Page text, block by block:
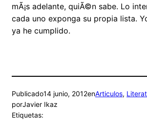
mÃ¡s adelante, quiÃ©n sabe. Lo
cada uno exponga su propia lista.
ya he cumplido.
Publicado14 junio, 2012enArticulos,
porJavier Ikaz
Etiquetas: